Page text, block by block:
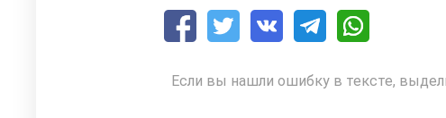
Если вы нашли ошибку в тексте,